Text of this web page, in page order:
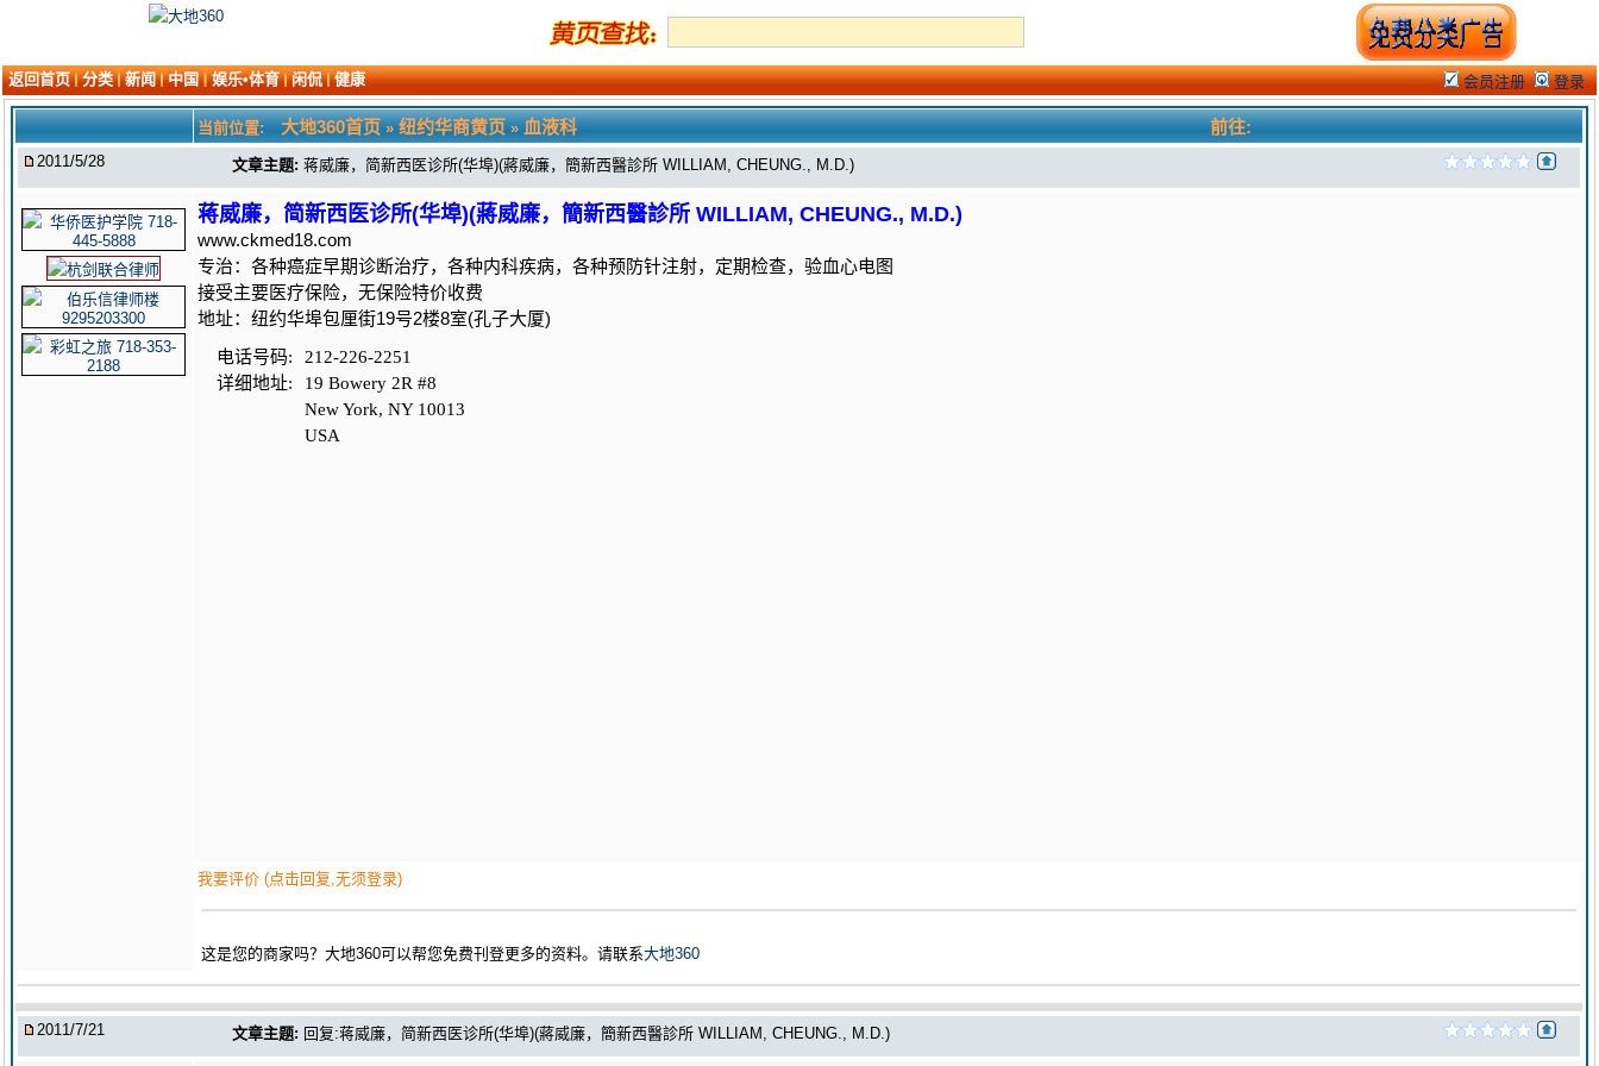
返回首页 分类 新闻 中国 娱乐•体育 闲侃 健康 会员注册 登录
前往:
当前位置: 大地360首页»纽约华商黄页»血液科
2011/5/28 文章主题: 蒋威廉，简新西医诊所(华埠)(蔣威廉，簡新西醫診所 WILLIAM, CHEUNG., M.D.)
蒋威廉，简新西医诊所(华埠)(蔣威廉，簡新西醫診所 WILLIAM, CHEUNG., M.D.)
www.ckmed18.com
专治：各种癌症早期诊断治疗，各种内科疾病，各种预防针注射，定期检查，验血心电图
接受主要医疗保险，无保险特价收费
地址：纽约华埠包厘街19号2楼8室(孔子大厦)
电话号码:
详细地址:
212-226-2251
19 Bowery 2R #8
New York, NY 10013
USA
我要评价 (点击回复,无须登录)
这是您的商家吗？大地360可以帮您免费刊登更多的资料。请联系大地360
2011/7/21 文章主题: 回复:蒋威廉，简新西医诊所(华埠)(蔣威廉，簡新西醫診所 WILLIAM, CHEUNG., M.D.)